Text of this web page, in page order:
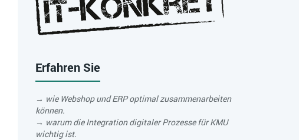
Erfahren Sie
→ wie Webshop und ERP optimal zusammenarbeiten
können.
→ warum die Integration digitaler Prozesse für KMU
wichtig ist.